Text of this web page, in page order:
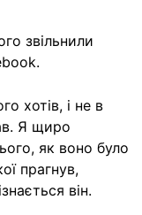
звільнили
хотів, і не в
Я щиро
як воно було
прагнув,
він.